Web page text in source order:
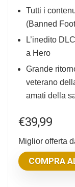
Tutti i
(Banned
L’inedito
a Hero
Grande
veterano
amati della
€39,99
Miglior offerta
COMPRA